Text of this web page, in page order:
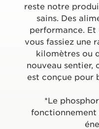
reste notre
sains. Des
performance.
vous fassiez une
kilomètres ou
nouveau sentier,
est conçue pour
*Le